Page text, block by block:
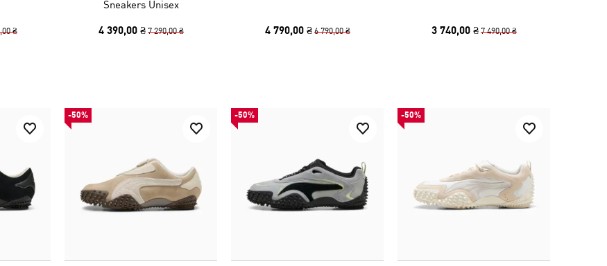
₴
Sneakers Unisex
4 390,00 ₴ 7 290,00 ₴ 4 790,00 ₴ 6 790,00 ₴ 3 740,00 ₴ 7 490,00 ₴
-50% -50% -50%